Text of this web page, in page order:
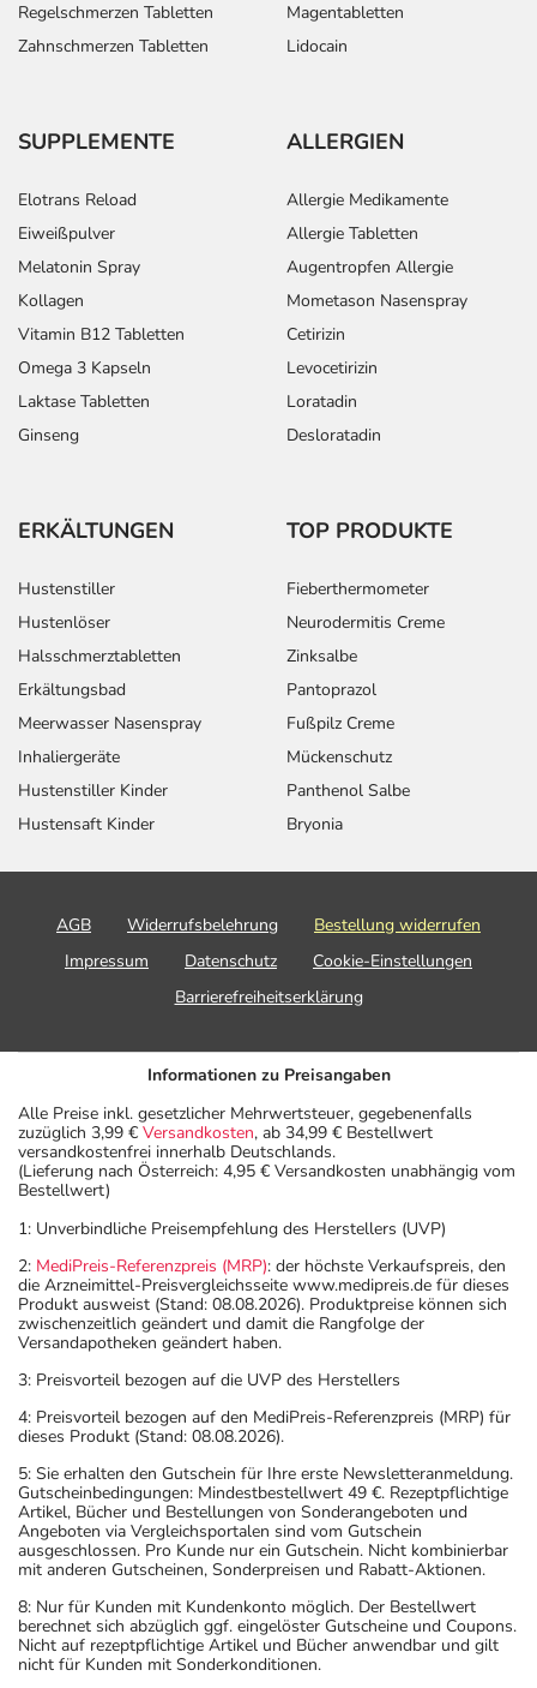
Regelschmerzen Tabletten
Zahnschmerzen Tabletten
Magentabletten
Lidocain
SUPPLEMENTE
Elotrans Reload
Eiweißpulver
Melatonin Spray
Kollagen
Vitamin B12 Tabletten
Omega 3 Kapseln
Laktase Tabletten
Ginseng
ALLERGIEN
Allergie Medikamente
Allergie Tabletten
Augentropfen Allergie
Mometason Nasenspray
Cetirizin
Levocetirizin
Loratadin
Desloratadin
ERKÄLTUNGEN
Hustenstiller
Hustenlöser
Halsschmerztabletten
Erkältungsbad
Meerwasser Nasenspray
Inhaliergeräte
Hustenstiller Kinder
Hustensaft Kinder
TOP PRODUKTE
Fieberthermometer
Neurodermitis Creme
Zinksalbe
Pantoprazol
Fußpilz Creme
Mückenschutz
Panthenol Salbe
Bryonia
AGB Widerrufsbelehrung
Bestellung widerrufen
Impressum
Datenschutz
Cookie-Einstellungen
Barrierefreiheitserklärung
Informationen zu Preisangaben
Alle Preise inkl. gesetzlicher Mehrwertsteuer, gegebenenfalls
zuzüglich 3,99 € Versandkosten, ab 34,99 € Bestellwert
versandkostenfrei innerhalb Deutschlands.
(Lieferung nach Österreich: 4,95 € Versandkosten unabhängig vom
Bestellwert)
1: Unverbindliche Preisempfehlung des Herstellers (UVP)
2: MediPreis-Referenzpreis (MRP): der höchste Verkaufspreis, den
die Arzneimittel-Preisvergleichsseite www.medipreis.de für dieses
Produkt ausweist (Stand: 08.08.2026). Produktpreise können sich
zwischenzeitlich geändert und damit die Rangfolge der
Versandapotheken geändert haben.
3: Preisvorteil bezogen auf die UVP des Herstellers
4: Preisvorteil bezogen auf den MediPreis-Referenzpreis (MRP) für
dieses Produkt (Stand: 08.08.2026).
5: Sie erhalten den Gutschein für Ihre erste Newsletteranmeldung.
Gutscheinbedingungen: Mindestbestellwert 49 €. Rezeptpflichtige
Artikel, Bücher und Bestellungen von Sonderangeboten und
Angeboten via Vergleichsportalen sind vom Gutschein
ausgeschlossen. Pro Kunde nur ein Gutschein. Nicht kombinierbar
mit anderen Gutscheinen, Sonderpreisen und Rabatt-Aktionen.
8: Nur für Kunden mit Kundenkonto möglich. Der Bestellwert
berechnet sich abzüglich ggf. eingelöster Gutscheine und Coupons.
Nicht auf rezeptpflichtige Artikel und Bücher anwendbar und gilt
nicht für Kunden mit Sonderkonditionen.